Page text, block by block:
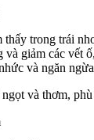
trong trái
và giảm các vết
và ngăn
và thơm,